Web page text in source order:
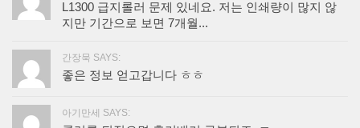
L1300 급지롤러 문제 있네요. 저는 인쇄량이 많지 않
지만 기간으로 보면 7개월...
간장묵 SAYS:
좋은 정보 얻고갑니다 ㅎㅎ
아기만세 SAYS: